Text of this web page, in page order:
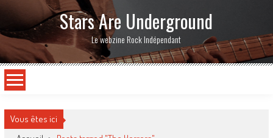
Stars Are Underground
Le webzine Rock Indépendant
Vous êtes ici